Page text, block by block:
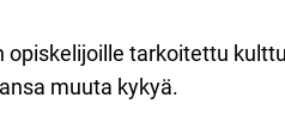
tarkoitettu
muuta kykyä.